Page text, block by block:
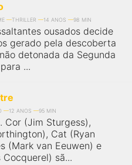
THRILLER 14 ANOS 98 MIN
ousados decide
gerado pela descoberta
detonada da Segunda
...
12 ANOS 95 MIN
Cor (Jim Sturgess),
Cat (Ryan
(Mark van Eeuwen) e
Cocquerel) sã...